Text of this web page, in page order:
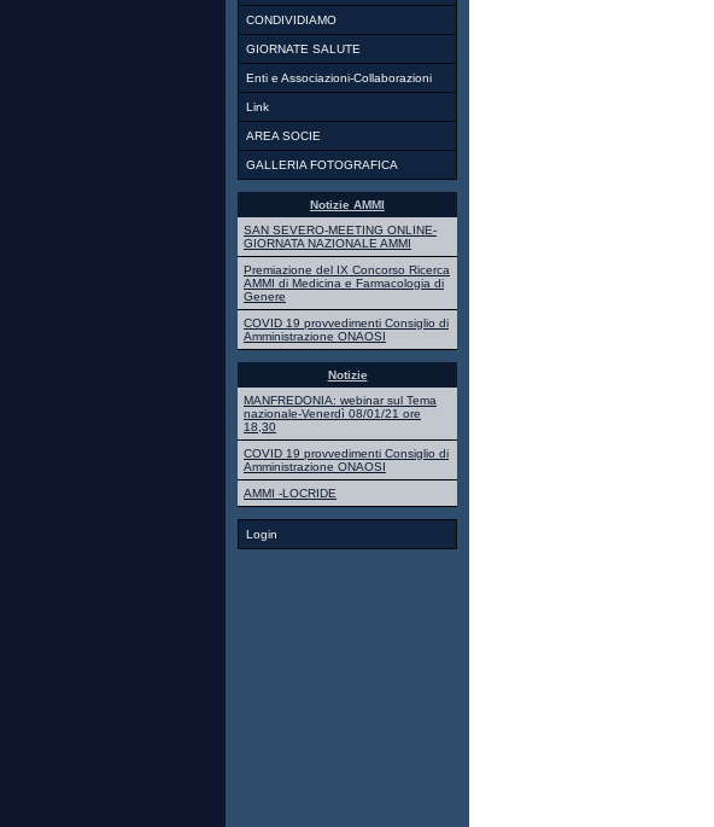
CONDIVIDIAMO
GIORNATE SALUTE
Enti e Associazioni-Collaborazioni
Link
AREA SOCIE
GALLERIA FOTOGRAFICA
Notizie AMMI
SAN SEVERO-MEETING ONLINE-
GIORNATA NAZIONALE AMMI
Premiazione del IX Concorso Ricerca
AMMI di Medicina e Farmacologia di
Genere
COVID 19 provvedimenti Consiglio di
Amministrazione ONAOSI
Notizie
MANFREDONIA: webinar sul Tema
nazionale-Venerdì 08/01/21 ore
18,30
COVID 19 provvedimenti Consiglio di
Amministrazione ONAOSI
AMMI -LOCRIDE
Login